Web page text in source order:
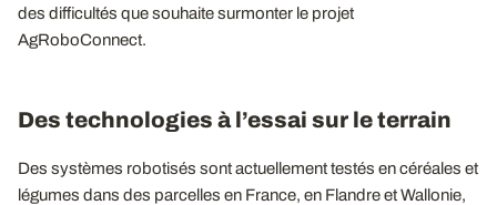
des difficultés que souhaite surmonter le projet
AgRoboConnect.
Des technologies à l’essai sur le terrain
Des systèmes robotisés sont actuellement testés en céréales et
légumes dans des parcelles en France, en Flandre et Wallonie,